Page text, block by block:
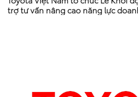
trợ tư vấn nâng cao năng lực